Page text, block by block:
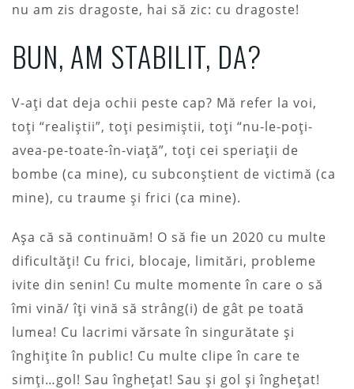
nu am zis dragoste, hai să zic: cu dragoste!
BUN, AM STABILIT, DA?
V-ați dat deja ochii peste cap? Mă refer la voi,
toți “realiștii”, toți pesimiștii, toți “nu-le-poți-
avea-pe-toate-în-viață”, toți cei speriații de
bombe (ca mine), cu subconștient de victimă (ca
mine), cu traume și frici (ca mine).
Așa că să continuăm! O să fie un 2020 cu multe
dificultăți! Cu frici, blocaje, limitări, probleme
ivite din senin! Cu multe momente în care o să
îmi vină/ îți vină să strâng(i) de gât pe toată
lumea! Cu lacrimi vărsate în singurătate și
înghițite în public! Cu multe clipe în care te
simți…gol! Sau înghețat! Sau și gol și înghețat!